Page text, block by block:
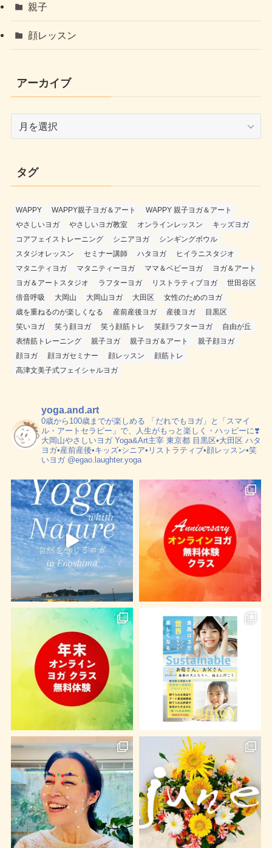
親子
顔レッスン
アーカイブ
ブ
タグ
WAPPY WAPPY親子ヨガ＆アート
WAPPY 親子ヨガ＆アート
やさしいヨガ
やさしいヨガ教室 オンラインレッスン
キッズヨガ
コアフェイストレーニング
シニアヨガ
シンギングボウル
スタジオレッスン
セミナー講師 ハタヨガ
ヒイラニスタジオ
マタニティヨガ
マタニティーヨガ ママ＆ベビーヨガ
ヨガ＆アート
ヨガ＆アートスタジオ
ラフターヨガ リストラティブヨガ
世田谷区
倍音呼吸
大岡山 大岡山ヨガ 大田区
女性のためのヨガ
歳を重ねるのが楽しくなる
産前産後ヨガ 産後ヨガ
目黒区
笑いヨガ
笑う顔ヨガ 笑う顔筋トレ 笑顔ラフターヨガ
自由が丘
表情筋トレーニング
親子ヨガ 親子ヨガ＆アート
親子顔ヨガ
顔ヨガ
顔ヨガセミナー 顔レッスン
顔筋トレ
高津文美子式フェイシャルヨガ
yoga.and.art
0歳から100歳までが楽しめる 「だれでもヨガ」と「スマイ
ル・アートセラピー」で、人生がもっと楽しく・ハッピーに❣️
大岡山やさしいヨガ Yoga&Art主宰 東京都 目黒区•大田区 ハタ
ヨガ•産前産後•キッズ•シニア•リストラティブ•顔レッスン•笑
いヨガ@egao.laughter.yoga